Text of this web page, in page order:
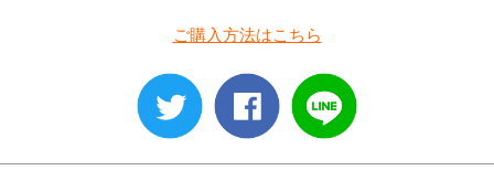
ご購入方法はこちら